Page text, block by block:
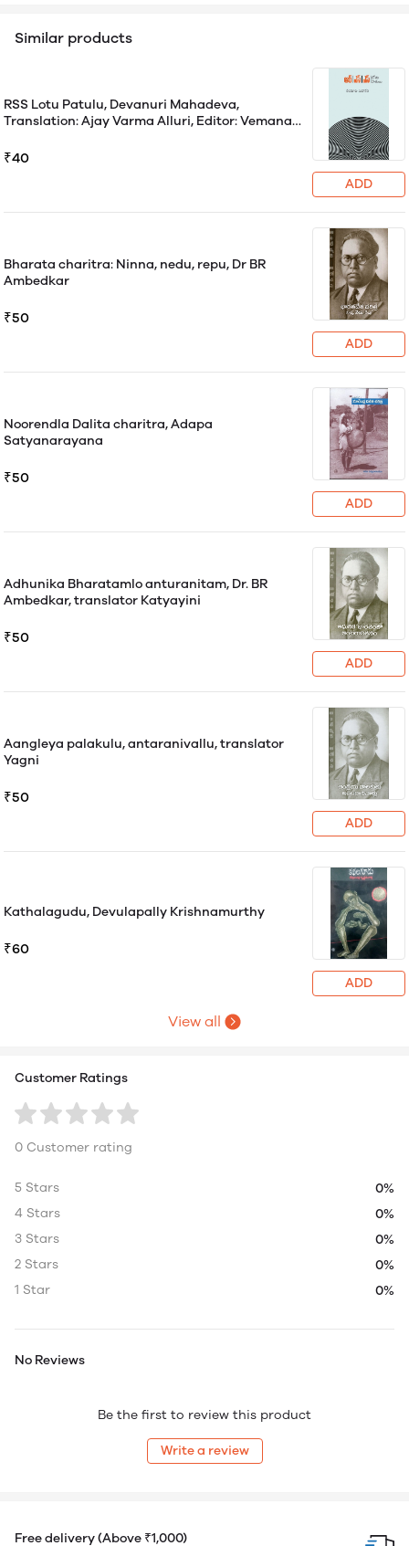
Similar products
RSS Lotu Patulu, Devanuri Mahadeva,
Translation: Ajay Varma Alluri, Editor: Vemana
₹40
ADD
Bharata charitra: Ninna, nedu, repu, Dr BR
Ambedkar
₹50
ADD
Noorendla Dalita charitra, Adapa
Satyanarayana
₹50
ADD
Adhunika Bharatamlo anturanitam, Dr. BR
Ambedkar, translator Katyayini
₹50
ADD
Aangleya palakulu, antaranivallu, translator
Yagni
₹50
ADD
Kathalagudu, Devulapally Krishnamurthy
₹60
ADD
View all
Customer Ratings
0 Customer rating
5 Stars
0%
4 Stars
0%
3 Stars
0%
2 Stars
0%
1 Star
0%
No Reviews
Be the first to review this product
Write a review
Free delivery (Above ₹1,000)